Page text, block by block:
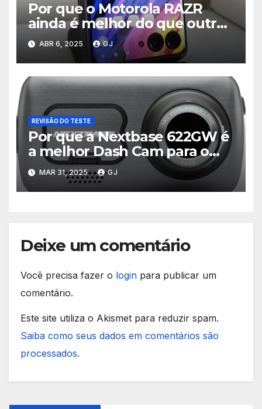
Por que o Motorola RAZR
ainda é melhor do que outros
celulares dobráveis
ABR 6, 2025 GJ
REVISÃO DO TESTE
Por que a Nextbase 622GW é
a melhor Dash Cam para o
seu carro
MAR 31, 2025 GJ
Deixe um comentário
Você precisa fazer o login para publicar um
comentário.
Este site utiliza o Akismet para reduzir spam.
Saiba como seus dados em comentários são
processados.